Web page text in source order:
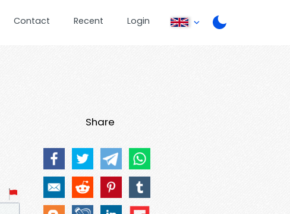
Contact Recent Login
Share